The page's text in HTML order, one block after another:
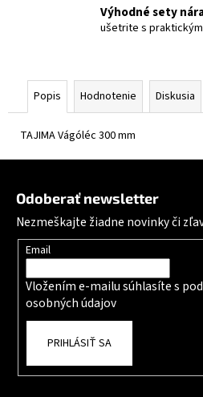
Výhodné sety
ušetrite s
Popis Hodnotenie Diskusia
TAJIMA Vágóléc 300 mm
Odoberať newsletter
Nezmeškajte žiadne novinky či
Email
Vložením e-mailu súhlasíte s
osobných údajov
PRIHLÁSIŤ SA